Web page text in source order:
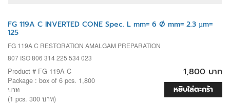
FG 119A C INVERTED CONE Spec. L mm= 6 Ø mm= 2.3 µm=
125
FG 119A C RESTORATION AMALGAM PREPARATION
807 ISO 806 314 225 534 023
Product # FG 119A C
Package : box of 6 pcs. 1,800
บาท
(1 pcs. 300 บาท)
1,800 บาท
หยิบใส่ตะกร้า